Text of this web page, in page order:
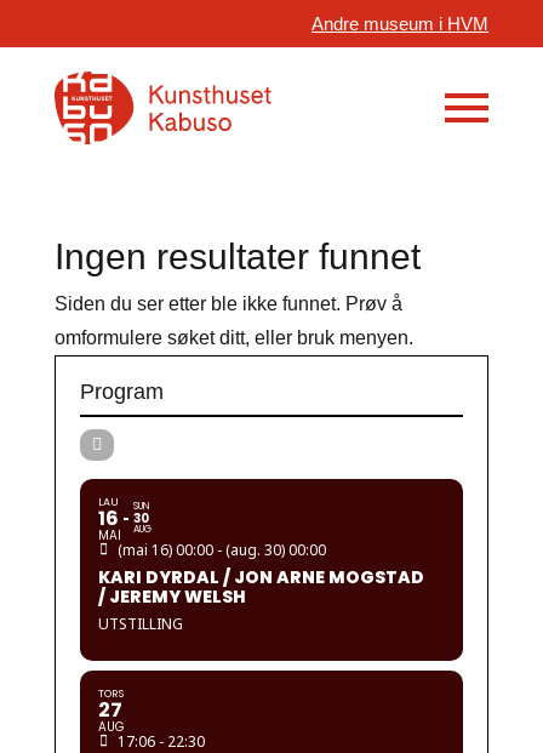
Andre museum i HVM
Ingen resultater funnet
Siden du ser etter ble ikke funnet. Prøv å
omformulere søket ditt, eller bruk menyen.
Program
LAU
16
MAI
SUN
30
AUG
(mai 16) 00:00 - (aug. 30) 00:00
KARI DYRDAL / JON ARNE MOGSTAD
/ JEREMY WELSH
UTSTILLING
TORS
27
AUG
17:06 - 22:30